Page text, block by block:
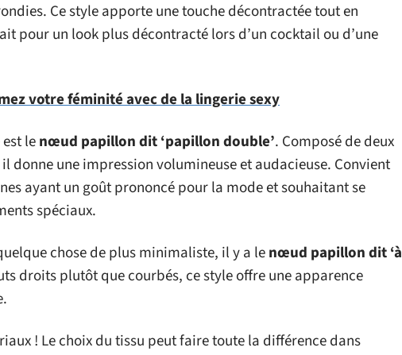
Ce style apporte une touche décontractée tout en
pour un look plus décontracté lors d’un cocktail ou d’une
votre féminité avec de la lingerie sexy
lenœud papillon dit ‘papillon double’. Composé de deux
donne une impression volumineuse et audacieuse. Convient
ayant un goût prononcé pour la mode et souhaitant se
spéciaux.
chose de plus minimaliste, il y a lenœud papillon dit ‘à
droits plutôt que courbés, ce style offre une apparence
! Le choix du tissu peut faire toute la différence dans